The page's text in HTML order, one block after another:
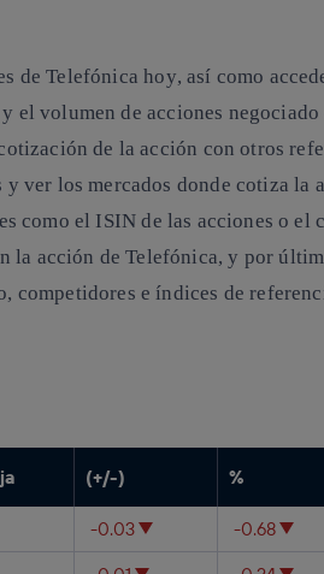
de Telefónica hoy, así como
el volumen de acciones
de la acción con otros
ver los mercados donde cotiza la
como el ISIN de las acciones o
la acción de Telefónica, y por
competidores e índices de